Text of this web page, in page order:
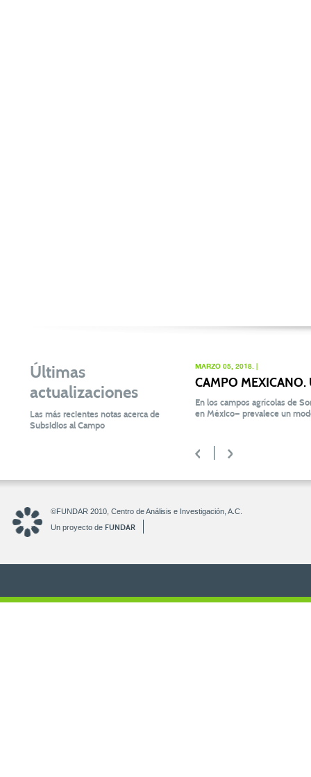
Últimas
actualizaciones
Las más recientes notas acerca de
Subsidios al Campo
MARZO 05, 2018. |
CAMPO
En los campos agrícolas de
en México— prevalece un
< >
©FUNDAR 2010, Centro de Análisis e Investigación, A.C.
Un proyecto de FUNDAR